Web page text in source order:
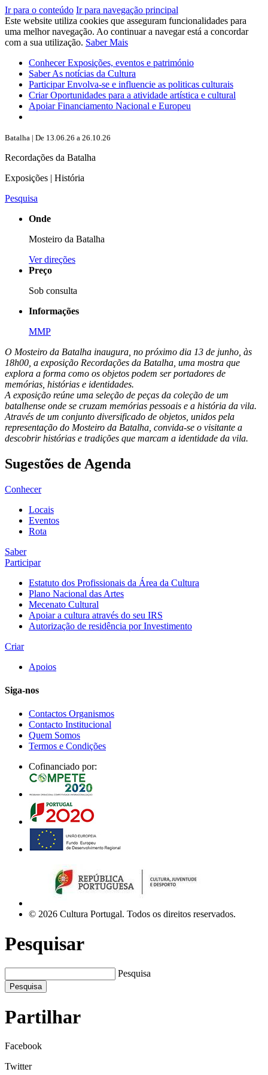
Ir para o conteúdo Ir para navegação principal
Este website utiliza cookies que asseguram funcionalidades para
uma melhor navegação. Ao continuar a navegar está a concordar
com a sua utilização. Saber Mais
ConhecerExposições, eventos e património
SaberAs notícias da Cultura
ParticiparEnvolva-se e influencie as politicas culturais
CriarOportunidades para a atividade artística e cultural
ApoiarFinanciamento Nacional e Europeu
Batalha | De 13.06.26 a 26.10.26
Recordações da Batalha
Exposições | História
Pesquisa
Onde
Mosteiro da Batalha
Ver direções
Preço
Sob consulta
Informações
MMP
O Mosteiro da Batalha inaugura, no próximo dia 13 de junho, às
18h00, a exposição Recordações da Batalha, uma mostra que
explora a forma como os objetos podem ser portadores de
memórias, histórias e identidades.
A exposição reúne uma seleção de peças da coleção de um
batalhense onde se cruzam memórias pessoais e a história da vila.
Através de um conjunto diversificado de objetos, unidos pela
representação do Mosteiro da Batalha, convida-se o visitante a
descobrir histórias e tradições que marcam a identidade da vila.
Sugestões de Agenda
Conhecer
Locais
Eventos
Rota
Saber
Participar
Estatuto dos Profissionais da Área da Cultura
Plano Nacional das Artes
Mecenato Cultural
Apoiar a cultura através do seu IRS
Autorização de residência por Investimento
Criar
Apoios
Siga-nos
Contactos Organismos
Contacto Institucional
Quem Somos
Termos e Condições
Cofinanciado por:
© 2026 Cultura Portugal. Todos os direitos reservados.
Pesquisar
Pesquisa
Pesquisa
Partilhar
Facebook
Twitter